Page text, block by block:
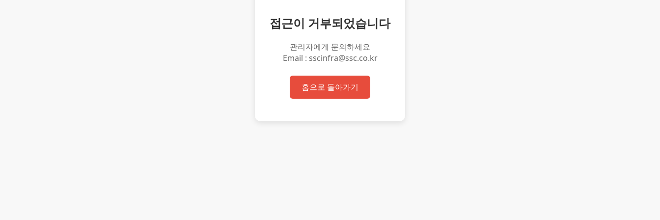
접근이 거부되었습니다
관리자에게 문의하세요
Email : sscinfra@ssc.co.kr
홈으로 돌아가기